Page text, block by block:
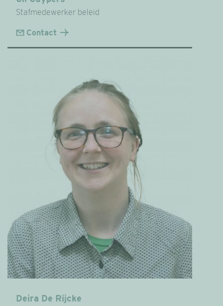
Stafmedewerker beleid
Contact
Deira De Rijcke